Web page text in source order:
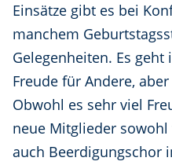
Einsätze gibt es bei
manchem
Gelegenheiten. Es
Freude für Andere,
Obwohl es sehr viel
neue Mitglieder
auch Beerdigungschor